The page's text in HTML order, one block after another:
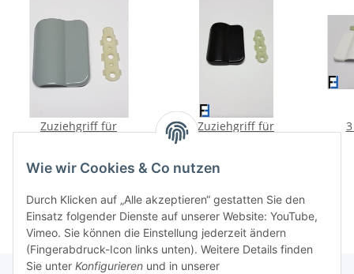
Wie wir Cookies & Co nutzen
Durch Klicken auf „Alle akzeptieren“ gestatten Sie den
Einsatz folgender Dienste auf unserer Website: YouTube,
Vimeo. Sie können die Einstellung jederzeit ändern
(Fingerabdruck-Icon links unten). Weitere Details finden
Sie unter Konfigurieren und in unserer
Zuziehgriff für
(Zinkdruckguss) Farbe
silbergrau (RAL7001) mit
Grundplatte
6,44 €
Zuziehgriff für
braun (RAL8022) mit
Grundplatte